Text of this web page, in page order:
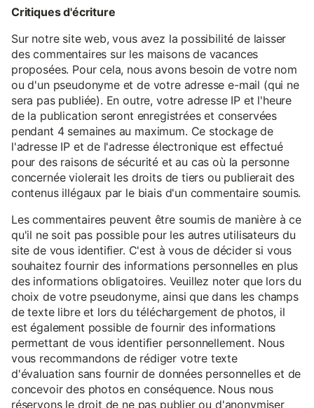
Critiques d'écriture
Sur notre site web, vous avez la possibilité de laisser
des commentaires sur les maisons de vacances
proposées. Pour cela, nous avons besoin de votre nom
ou d'un pseudonyme et de votre adresse e-mail (qui ne
sera pas publiée). En outre, votre adresse IP et l'heure
de la publication seront enregistrées et conservées
pendant 4 semaines au maximum. Ce stockage de
l'adresse IP et de l'adresse électronique est effectué
pour des raisons de sécurité et au cas où la personne
concernée violerait les droits de tiers ou publierait des
contenus illégaux par le biais d'un commentaire soumis.
Les commentaires peuvent être soumis de manière à ce
qu'il ne soit pas possible pour les autres utilisateurs du
site de vous identifier. C'est à vous de décider si vous
souhaitez fournir des informations personnelles en plus
des informations obligatoires. Veuillez noter que lors du
choix de votre pseudonyme, ainsi que dans les champs
de texte libre et lors du téléchargement de photos, il
est également possible de fournir des informations
permettant de vous identifier personnellement. Nous
vous recommandons de rédiger votre texte
d'évaluation sans fournir de données personnelles et de
concevoir des photos en conséquence. Nous nous
réservons le droit de ne pas publier ou d'anonymiser